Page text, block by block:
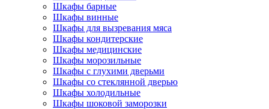
Шкафы барные
Шкафы винные
Шкафы для вызревания мяса
Шкафы кондитерские
Шкафы медицинские
Шкафы морозильные
Шкафы с глухими дверьми
Шкафы со стеклянной дверью
Шкафы холодильные
Шкафы шоковой заморозки